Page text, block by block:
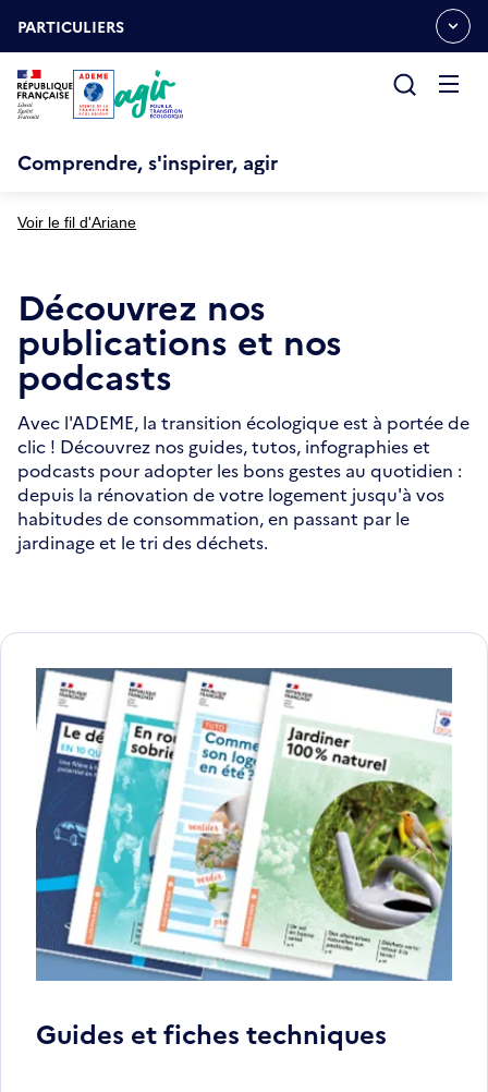
auOUVRIR
LE
MENU
ESPACE
PARTICULIERS
Comprendre, s'inspirer, agir
Voir le fil d'Ariane
Découvrez nos
publications et nos
podcasts
Avec l'ADEME, la transition écologique est à portée de
clic ! Découvrez nos guides, tutos, infographies et
podcasts pour adopter les bons gestes au quotidien :
depuis la rénovation de votre logement jusqu'à vos
habitudes de consommation, en passant par le
jardinage et le tri des déchets.
Guides et fiches techniques